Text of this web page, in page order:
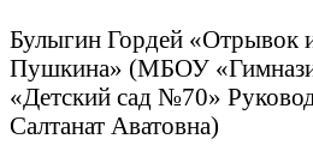
Булыгин Гордей «Отрывок
Пушкина» (МБОУ
«Детский сад №70»
Салтанат Аватовна)